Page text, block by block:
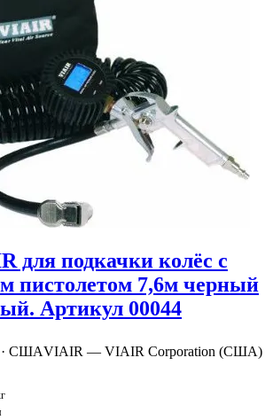
для подкачки колёс с
пистолетом 7,6м черный
Артикул 00044
СШАVIAIR — VIAIR Corporation (США)